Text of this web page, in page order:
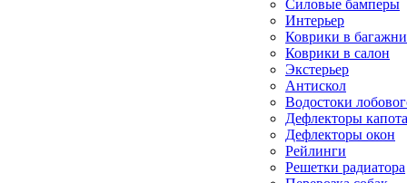
Силовые бамперы
Интерьер
Коврики в
Коврики в салон
Экстерьер
Антискол
Водостоки
Дефлекторы капота
Дефлекторы окон
Рейлинги
Решетки радиатора